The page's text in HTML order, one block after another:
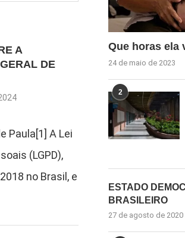
A
DE
Paula[1] A Lei
(LGPD),
no Brasil, e
Que horas ela
24 de maio de 2023
2
ESTADO
BRASILEIRO
27 de agosto de 2020